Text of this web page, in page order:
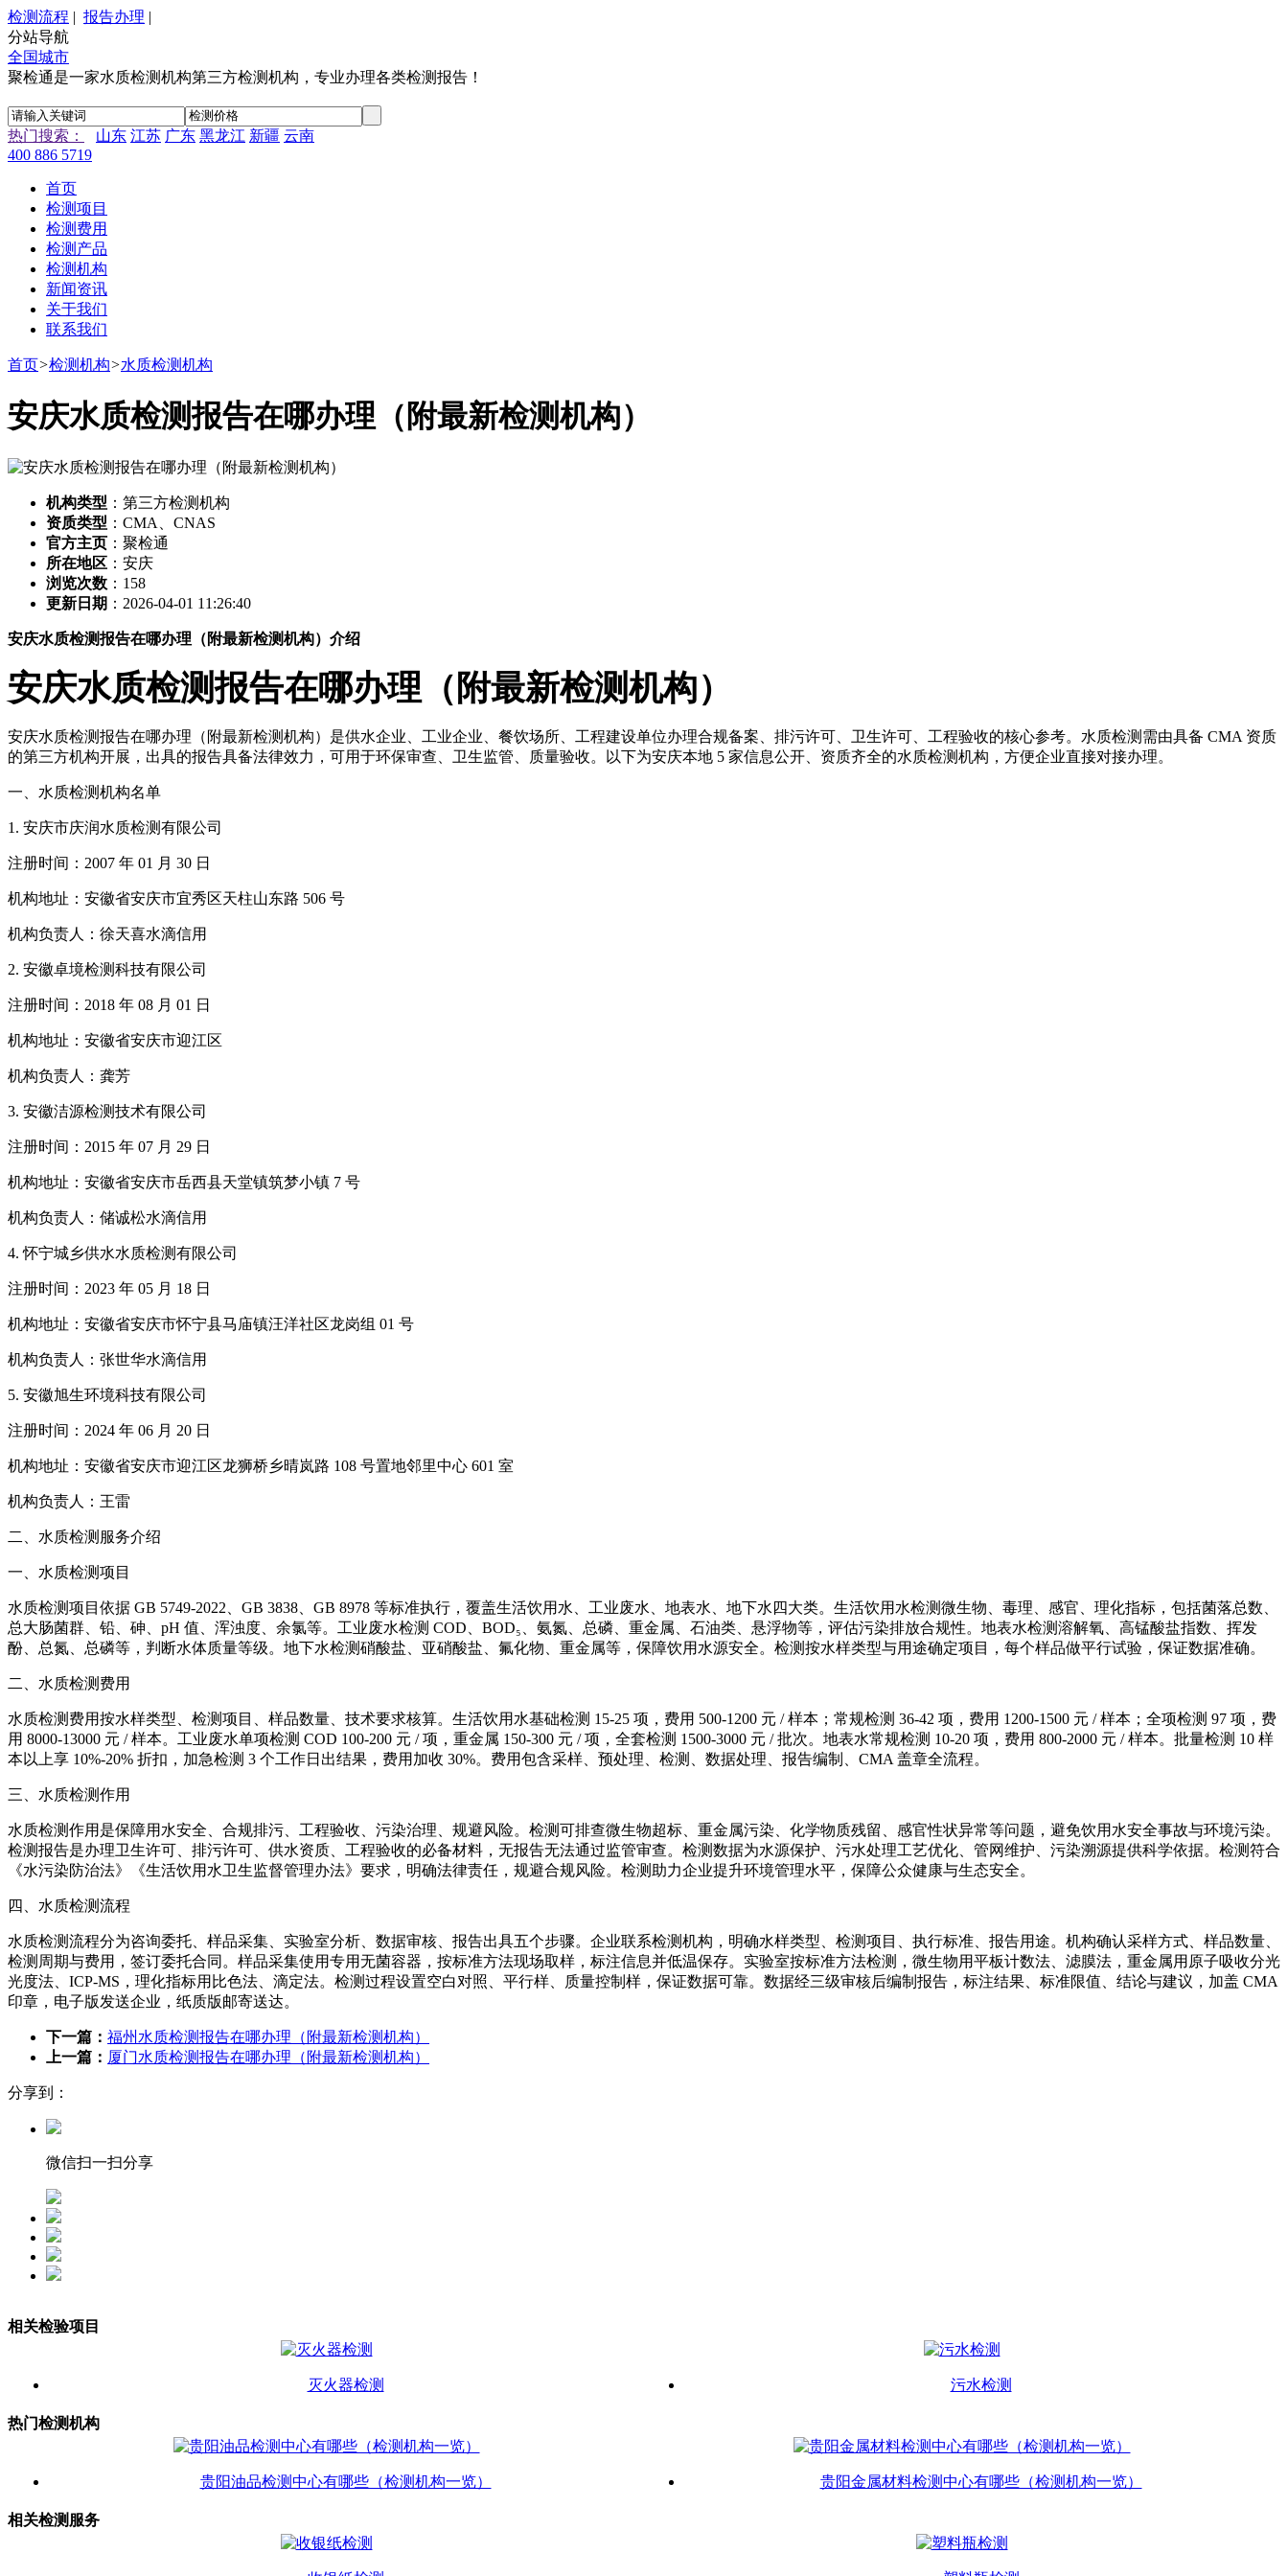
检测流程 | 报告办理 |
分站导航
全国城市
聚检通是一家水质检测机构第三方检测机构，专业办理各类检测报告！
热门搜索： 山东 江苏 广东 黑龙江 新疆 云南
400 886 5719
首页
检测项目
检测费用
检测产品
检测机构
新闻资讯
关于我们
联系我们
首页>检测机构>水质检测机构
安庆水质检测报告在哪办理（附最新检测机构）
机构类型 ：第三方检测机构
资质类型 ：CMA、CNAS
官方主页 ：聚检通
所在地区 ：安庆
浏览次数 ： 158
更新日期 ：2026-04-01 11:26:40
安庆水质检测报告在哪办理（附最新检测机构）介绍
安庆水质检测报告在哪办理（附最新检测机构）
安庆水质检测报告在哪办理（附最新检测机构）是供水企业、工业企业、餐饮场所、工程建设单位办理合规备案、排污许可、卫生许可、工程验收的核心参考。水质检测需由具备 CMA 资质
的第三方机构开展，出具的报告具备法律效力，可用于环保审查、卫生监管、质量验收。以下为安庆本地 5 家信息公开、资质齐全的水质检测机构，方便企业直接对接办理。
一、水质检测机构名单
1. 安庆市庆润水质检测有限公司
注册时间：2007 年 01 月 30 日
机构地址：安徽省安庆市宜秀区天柱山东路 506 号
机构负责人：徐天喜水滴信用
2. 安徽卓境检测科技有限公司
注册时间：2018 年 08 月 01 日
机构地址：安徽省安庆市迎江区
机构负责人：龚芳
3. 安徽洁源检测技术有限公司
注册时间：2015 年 07 月 29 日
机构地址：安徽省安庆市岳西县天堂镇筑梦小镇 7 号
机构负责人：储诚松水滴信用
4. 怀宁城乡供水水质检测有限公司
注册时间：2023 年 05 月 18 日
机构地址：安徽省安庆市怀宁县马庙镇汪洋社区龙岗组 01 号
机构负责人：张世华水滴信用
5. 安徽旭生环境科技有限公司
注册时间：2024 年 06 月 20 日
机构地址：安徽省安庆市迎江区龙狮桥乡晴岚路 108 号置地邻里中心 601 室
机构负责人：王雷
二、水质检测服务介绍
一、水质检测项目
水质检测项目依据 GB 5749-2022、GB 3838、GB 8978 等标准执行，覆盖生活饮用水、工业废水、地表水、地下水四大类。生活饮用水检测微生物、毒理、感官、理化指标，包括菌落总数、
总大肠菌群、铅、砷、pH 值、浑浊度、余氯等。工业废水检测 COD、BOD₅、氨氮、总磷、重金属、石油类、悬浮物等，评估污染排放合规性。地表水检测溶解氧、高锰酸盐指数、挥发
酚、总氮、总磷等，判断水体质量等级。地下水检测硝酸盐、亚硝酸盐、氟化物、重金属等，保障饮用水源安全。检测按水样类型与用途确定项目，每个样品做平行试验，保证数据准确。
二、水质检测费用
水质检测费用按水样类型、检测项目、样品数量、技术要求核算。生活饮用水基础检测 15-25 项，费用 500-1200 元 / 样本；常规检测 36-42 项，费用 1200-1500 元 / 样本；全项检测 97 项，费
用 8000-13000 元 / 样本。工业废水单项检测 COD 100-200 元 / 项，重金属 150-300 元 / 项，全套检测 1500-3000 元 / 批次。地表水常规检测 10-20 项，费用 800-2000 元 / 样本。批量检测 10 样
本以上享 10%-20% 折扣，加急检测 3 个工作日出结果，费用加收 30%。费用包含采样、预处理、检测、数据处理、报告编制、CMA 盖章全流程。
三、水质检测作用
水质检测作用是保障用水安全、合规排污、工程验收、污染治理、规避风险。检测可排查微生物超标、重金属污染、化学物质残留、感官性状异常等问题，避免饮用水安全事故与环境污染。
检测报告是办理卫生许可、排污许可、供水资质、工程验收的必备材料，无报告无法通过监管审查。检测数据为水源保护、污水处理工艺优化、管网维护、污染溯源提供科学依据。检测符合
《水污染防治法》《生活饮用水卫生监督管理办法》要求，明确法律责任，规避合规风险。检测助力企业提升环境管理水平，保障公众健康与生态安全。
四、水质检测流程
水质检测流程分为咨询委托、样品采集、实验室分析、数据审核、报告出具五个步骤。企业联系检测机构，明确水样类型、检测项目、执行标准、报告用途。机构确认采样方式、样品数量、
检测周期与费用，签订委托合同。样品采集使用专用无菌容器，按标准方法现场取样，标注信息并低温保存。实验室按标准方法检测，微生物用平板计数法、滤膜法，重金属用原子吸收分光
光度法、ICP-MS，理化指标用比色法、滴定法。检测过程设置空白对照、平行样、质量控制样，保证数据可靠。数据经三级审核后编制报告，标注结果、标准限值、结论与建议，加盖 CMA
印章，电子版发送企业，纸质版邮寄送达。
下一篇： 福州水质检测报告在哪办理（附最新检测机构）
上一篇： 厦门水质检测报告在哪办理（附最新检测机构）
分享到：
微信扫一扫分享
相关检验项目
灭火器检测 污水检测
热门检测机构
贵阳油品检测中心有哪些（检测机构一览） 贵阳金属材料检测中心有哪些（检测机构一览）
相关检测服务